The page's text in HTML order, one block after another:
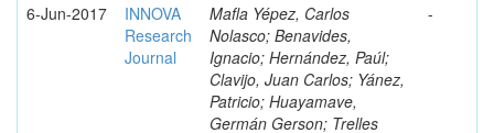
6-Jun-2017
INNOVA
Research
Journal
Mafla Yépez, Carlos
Nolasco; Benavides,
Ignacio; Hernández, Paúl;
Clavijo, Juan Carlos; Yánez,
Patricio; Huayamave,
Germán Gerson; Trelles
-